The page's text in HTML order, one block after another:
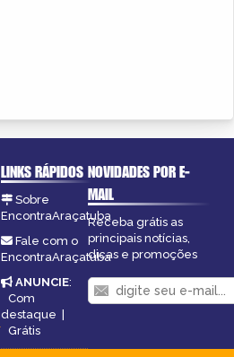
LINKS RÁPIDOS
Sobre
EncontraAraçatuba
Fale com o
EncontraAraçatuba
ANUNCIE:
Com
destaque |
Grátis
NOVIDADES POR E-
MAIL
Receba grátis as
principais notícias,
dicas e promoções